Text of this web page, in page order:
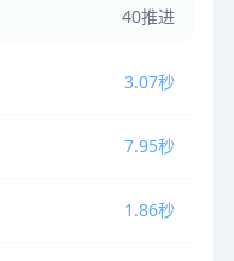
40推进
3.07秒
7.95秒
1.86秒